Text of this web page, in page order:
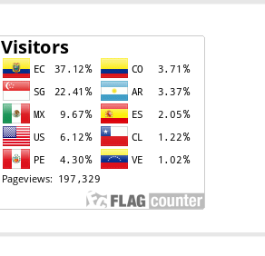
de
visitas